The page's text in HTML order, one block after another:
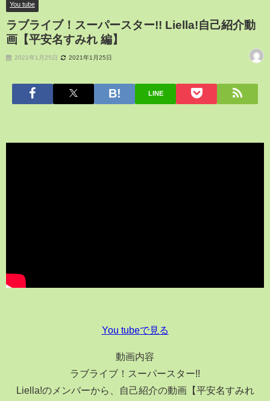
You tube
ラブライブ！スーパースター!! Liella!自己紹介動
画【平安名すみれ 編】
2021年1月25日 2021年1月25日
LINE
You tubeで見る
動画内容
ラブライブ！スーパースター!!
Liella!のメンバーから、自己紹介の動画【平安名すみれ